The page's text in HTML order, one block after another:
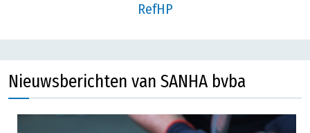
RefHP
Nieuwsberichten van SANHA bvba